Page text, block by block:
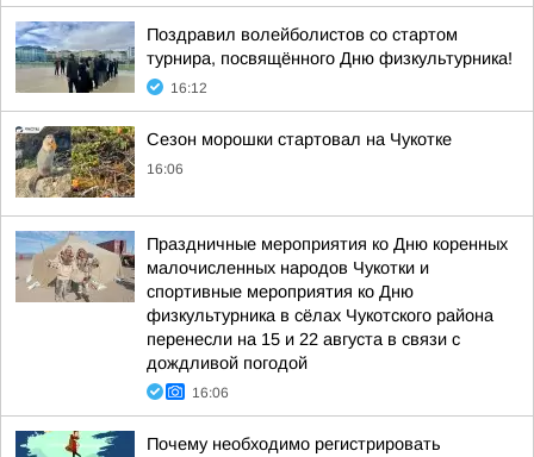
Поздравил волейболистов со стартом
турнира, посвящённого Дню физкультурника!
16:12
Сезон морошки стартовал на Чукотке
16:06
Праздничные мероприятия ко Дню коренных
малочисленных народов Чукотки и
спортивные мероприятия ко Дню
физкультурника в сёлах Чукотского района
перенесли на 15 и 22 августа в связи с
дождливой погодой
16:06
Почему необходимо регистрировать